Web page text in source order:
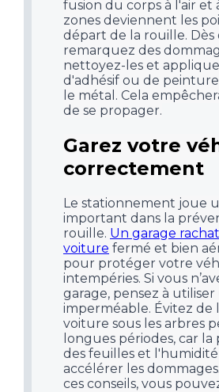
fusion du corps à l'air et
zones deviennent les
départ de la rouille. Dès
remarquez des
nettoyez-les et
d'adhésif ou de
le métal. Cela
de se propager.
Garez votre
correctement
Le stationnement joue
important dans la
rouille. Un garage
voiture fermé et bien
pour protéger votre
intempéries. Si vous
garage, pensez à
imperméable. Évitez de
voiture sous les arbres
longues périodes, car
des feuilles et
accélérer les
ces conseils, vous